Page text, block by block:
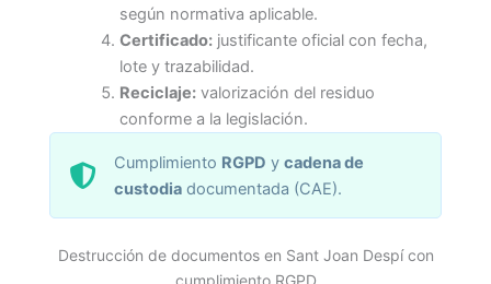
según normativa aplicable.
Certificado:justificante oficial con fecha,
lote y trazabilidad.
Reciclaje:valorización del residuo
conforme a la legislación.
Cumplimiento RGPD ycadena de
custodia documentada (CAE).
Destrucción de documentos en Sant Joan Despí con